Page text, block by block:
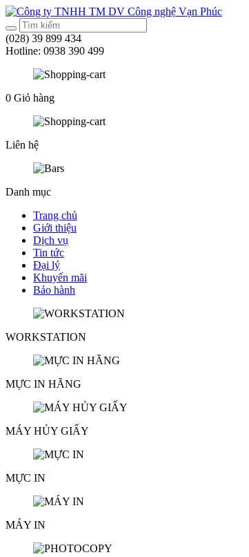
(028) 39 899 434
Hotline: 0938 390 499
0 Giỏ hàng
Liên hệ
Danh mục
Trang chủ
Giới thiệu
Dịch vụ
Tin tức
Đại lý
Khuyến mãi
Bảo hành
WORKSTATION
MỰC IN HÃNG
MÁY HỦY GIẤY
MỰC IN
MÁY IN